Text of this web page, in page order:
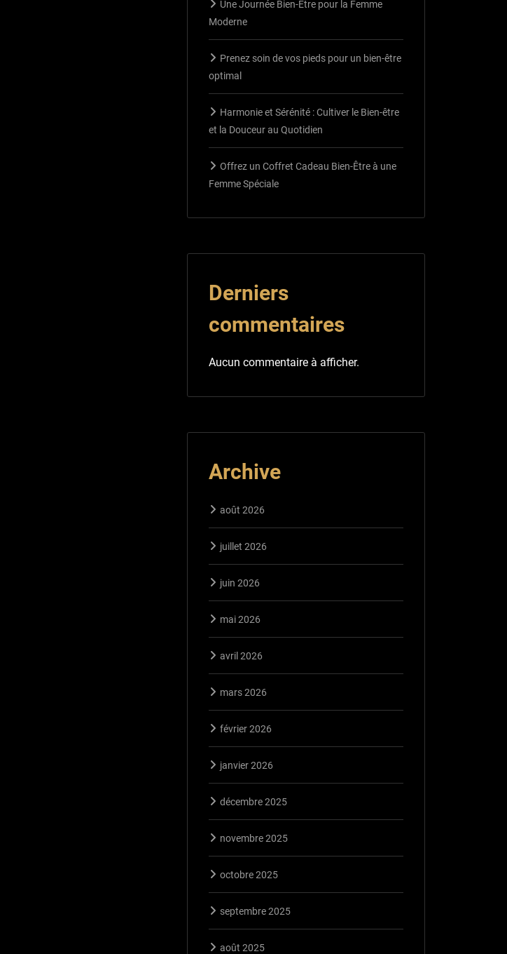
Une Journée Bien-Être pour la Femme
Moderne
Prenez soin de vos pieds pour un bien-être
optimal
Harmonie et Sérénité : Cultiver le Bien-être
et la Douceur au Quotidien
Offrez un Coffret Cadeau Bien-Être à une
Femme Spéciale
Derniers
commentaires
Aucun commentaire à afficher.
Archive
août 2026
juillet 2026
juin 2026
mai 2026
avril 2026
mars 2026
février 2026
janvier 2026
décembre 2025
novembre 2025
octobre 2025
septembre 2025
août 2025